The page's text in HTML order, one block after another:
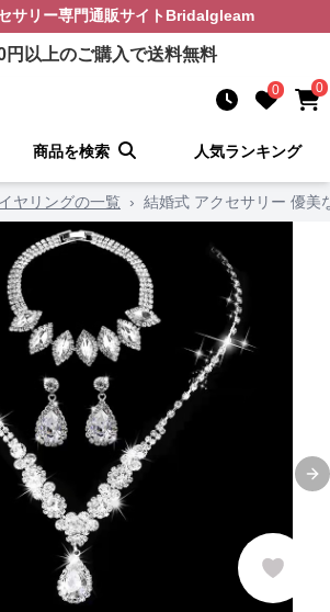
サリー専門通販サイト Bridalgleam
円以上のご購入で送料無料
0 0
商品を検索 人気ランキング
イヤリングの一覧 › 結婚式 アクセサリー 優美